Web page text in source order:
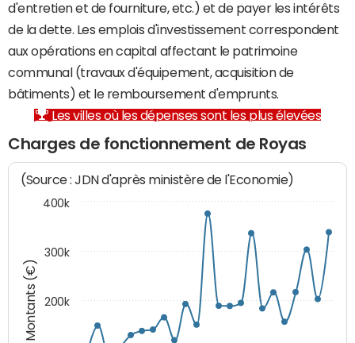
d'entretien et de fourniture, etc.) et de payer les intérêts
de la dette. Les emplois d'investissement correspondent
aux opérations en capital affectant le patrimoine
communal (travaux d'équipement, acquisition de
bâtiments) et le remboursement d'emprunts.
Les villes où les dépenses sont les plus élevées
Charges de fonctionnement de Royas
Montants (€)
(Source : JDN d'après ministère de l'Economie)
200k
300k
400k